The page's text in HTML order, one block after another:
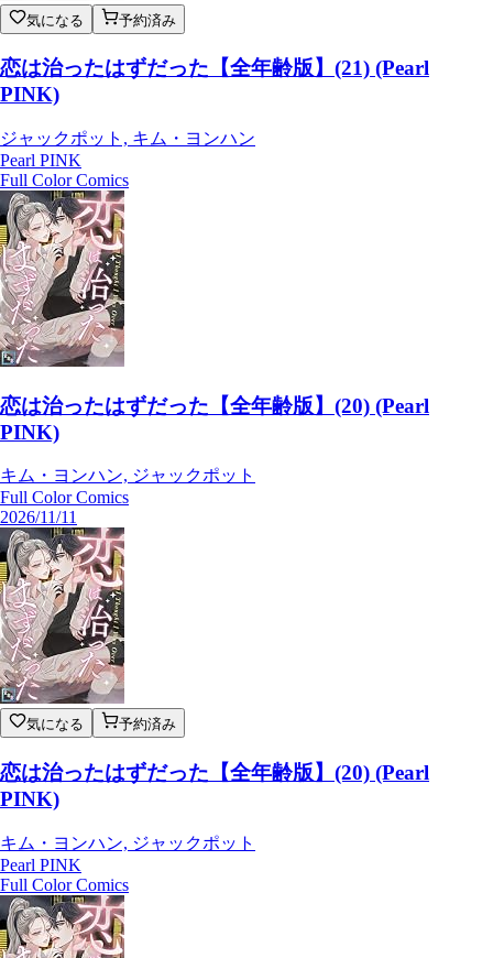
気になる 予約済み
恋は治ったはずだった【全年齢版】(21) (Pearl
PINK)
ジャックポット, キム・ヨンハン
Pearl PINK
Full Color Comics
恋は治ったはずだった【全年齢版】(20) (Pearl
PINK)
キム・ヨンハン, ジャックポット
Full Color Comics
2026/11/11
気になる 予約済み
恋は治ったはずだった【全年齢版】(20) (Pearl
PINK)
キム・ヨンハン, ジャックポット
Pearl PINK
Full Color Comics